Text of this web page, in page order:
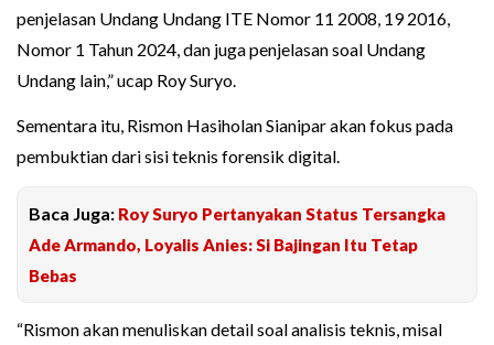
penjelasan Undang Undang ITE Nomor 11 2008, 19 2016,
Nomor 1 Tahun 2024, dan juga penjelasan soal Undang
Undang lain,” ucap Roy Suryo.
Sementara itu, Rismon Hasiholan Sianipar akan fokus pada
pembuktian dari sisi teknis forensik digital.
Baca Juga: Roy Suryo Pertanyakan Status Tersangka
Ade Armando, Loyalis Anies: Si Bajingan Itu Tetap
Bebas
“Rismon akan menuliskan detail soal analisis teknis, misal